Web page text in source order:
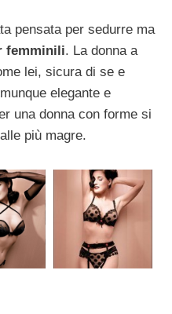
pensata per sedurre ma
femminili. La donna a
lei, sicura di se e
elegante e
una donna con forme si
più magre.